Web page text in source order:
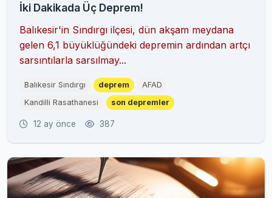
İki Dakikada Üç Deprem!
Balıkesir'in Sındırgı ilçesi, dün akşam meydana
gelen 6,1 büyüklüğündeki depremin ardından artçı
sarsıntılarla sarsılmay...
Balıkesir Sındırgı deprem
AFAD
Kandilli Rasathanesi
son depremler
12 ay önce 387